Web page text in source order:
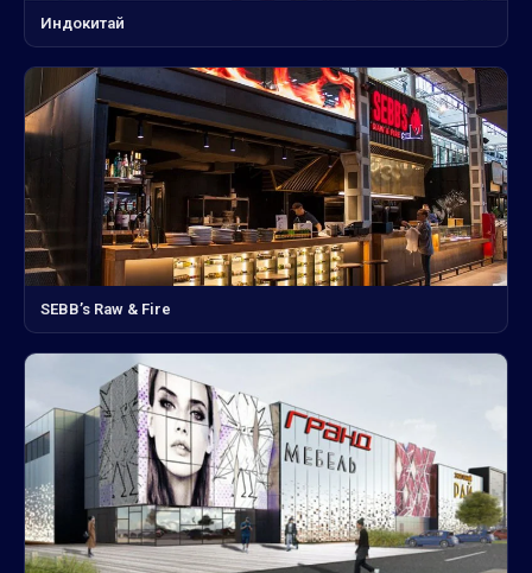
Индокитай
SEBB’s Raw & Fire